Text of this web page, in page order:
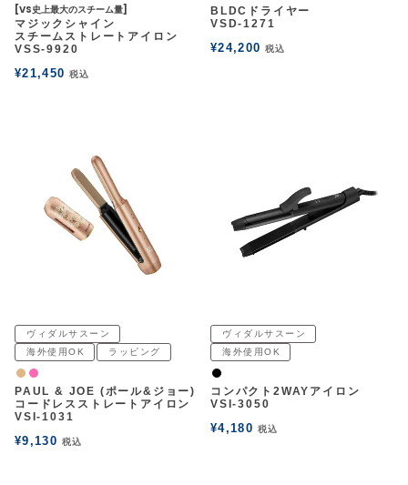
[VS史上最大のスチーム量]
マジックシャイン
スチームストレートアイロン
VSS-9920
¥21,450 税込
BLDCドライヤー
VSD-1271
¥24,200 税込
ヴィダルサスーン
海外使用OK
ラッピング
ナチュラル
ピンク
PAUL & JOE (ポール&ジョー)
コードレスストレートアイロン
VSI-1031
¥9,130 税込
ヴィダルサスーン
海外使用OK
黒
コンパクト2WAYアイロン
VSI-3050
¥4,180 税込